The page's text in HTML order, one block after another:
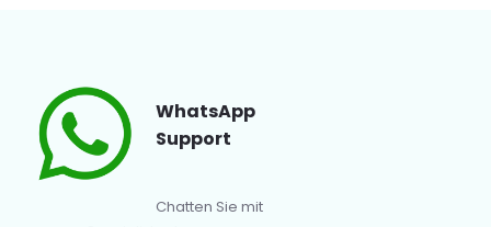
WhatsApp
Support
Chatten Sie mit